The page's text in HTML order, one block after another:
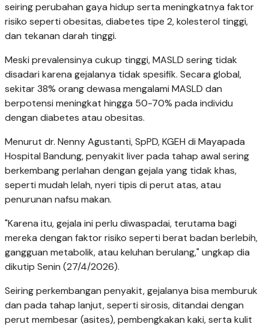
seiring perubahan gaya hidup serta meningkatnya faktor
risiko seperti obesitas, diabetes tipe 2, kolesterol tinggi,
dan tekanan darah tinggi.
Meski prevalensinya cukup tinggi, MASLD sering tidak
disadari karena gejalanya tidak spesifik. Secara global,
sekitar 38% orang dewasa mengalami MASLD dan
berpotensi meningkat hingga 50-70% pada individu
dengan diabetes atau obesitas.
Menurut dr. Nenny Agustanti, SpPD, KGEH di Mayapada
Hospital Bandung, penyakit liver pada tahap awal sering
berkembang perlahan dengan gejala yang tidak khas,
seperti mudah lelah, nyeri tipis di perut atas, atau
penurunan nafsu makan.
"Karena itu, gejala ini perlu diwaspadai, terutama bagi
mereka dengan faktor risiko seperti berat badan berlebih,
gangguan metabolik, atau keluhan berulang," ungkap dia
dikutip Senin (27/4/2026).
Seiring perkembangan penyakit, gejalanya bisa memburuk
dan pada tahap lanjut, seperti sirosis, ditandai dengan
perut membesar (asites), pembengkakan kaki, serta kulit